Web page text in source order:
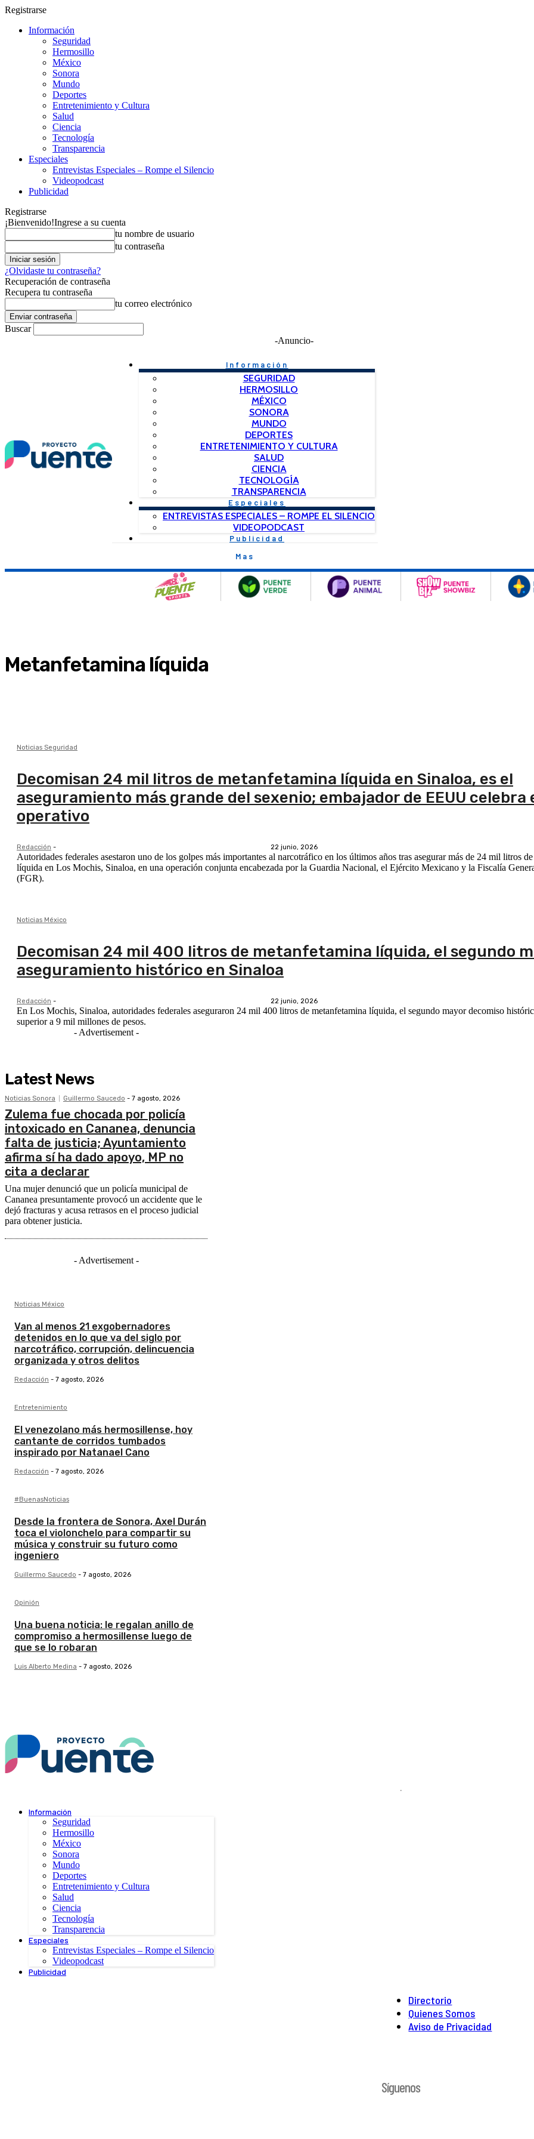
Registrarse
Información
Seguridad
Hermosillo
México
Sonora
Mundo
Deportes
Entretenimiento y Cultura
Salud
Ciencia
Tecnología
Transparencia
Especiales
Entrevistas Especiales – Rompe el Silencio
Videopodcast
Publicidad
Registrarse
¡Bienvenido!Ingrese a su cuenta
tu nombre de usuario
tu contraseña
¿Olvidaste tu contraseña?
Recuperación de contraseña
Recupera tu contraseña
tu correo electrónico
Buscar
-Anuncio-
Información
SEGURIDAD
HERMOSILLO
MÉXICO
SONORA
MUNDO
DEPORTES
ENTRETENIMIENTO Y CULTURA
SALUD
CIENCIA
TECNOLOGÍA
TRANSPARENCIA
Especiales
ENTREVISTAS ESPECIALES – ROMPE EL SILENCIO
VIDEOPODCAST
Publicidad
Mas
Metanfetamina líquida
Noticias Seguridad
Decomisan 24 mil litros de metanfetamina líquida en Sinaloa, es el
aseguramiento más grande del sexenio; embajador de EEUU celebra
operativo
Redacción - 22 junio, 2026
Autoridades federales asestaron uno de los golpes más importantes al narcotráfico en los últimos años tras asegurar más de 24 mil litros
líquida en Los Mochis, Sinaloa, en una operación conjunta encabezada por la Guardia Nacional, el Ejército Mexicano y la Fiscalía
(FGR).
Noticias México
Decomisan 24 mil 400 litros de metanfetamina líquida, el segundo
aseguramiento histórico en Sinaloa
Redacción - 22 junio, 2026
En Los Mochis, Sinaloa, autoridades federales aseguraron 24 mil 400 litros de metanfetamina líquida, el segundo mayor decomiso
superior a 9 mil millones de pesos.
- Advertisement -
Latest News
Noticias Sonora Guillermo Saucedo - 7 agosto, 2026
Zulema fue chocada por policía
intoxicado en Cananea, denuncia
falta de justicia; Ayuntamiento
afirma sí ha dado apoyo, MP no
cita a declarar
Una mujer denunció que un policía municipal de
Cananea presuntamente provocó un accidente que le
dejó fracturas y acusa retrasos en el proceso judicial
para obtener justicia.
- Advertisement -
Noticias México
Van al menos 21 exgobernadores
detenidos en lo que va del siglo por
narcotráfico, corrupción, delincuencia
organizada y otros delitos
Redacción - 7 agosto, 2026
Entretenimiento
El venezolano más hermosillense, hoy
cantante de corridos tumbados
inspirado por Natanael Cano
Redacción - 7 agosto, 2026
#BuenasNoticias
Desde la frontera de Sonora, Axel Durán
toca el violonchelo para compartir su
música y construir su futuro como
ingeniero
Guillermo Saucedo - 7 agosto, 2026
Opinión
Una buena noticia: le regalan anillo de
compromiso a hermosillense luego de
que se lo robaran
Luis Alberto Medina - 7 agosto, 2026
.
Información
Seguridad
Hermosillo
México
Sonora
Mundo
Deportes
Entretenimiento y Cultura
Salud
Ciencia
Tecnología
Transparencia
Especiales
Entrevistas Especiales – Rompe el Silencio
Videopodcast
Publicidad
Directorio
Quienes Somos
Aviso de Privacidad
Síguenos